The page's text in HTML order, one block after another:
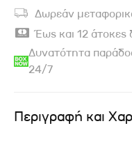
Δωρεάν
Έως και 12
Δυνατότητα
24/7
Περιγραφή και